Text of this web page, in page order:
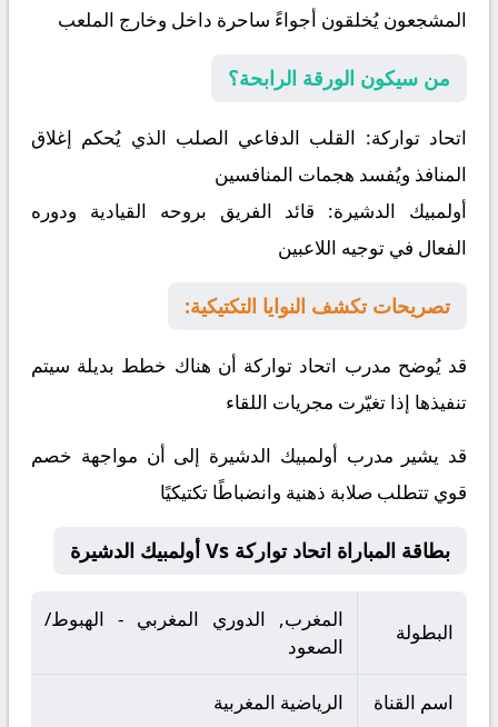
المشجعون يُخلقون أجواءً ساحرة داخل وخارج الملعب
من سيكون الورقة الرابحة؟
اتحاد تواركة: القلب الدفاعي الصلب الذي يُحكم إغلاق
المنافذ ويُفسد هجمات المنافسين
أولمبيك الدشيرة: قائد الفريق بروحه القيادية ودوره
الفعال في توجيه اللاعبين
تصريحات تكشف النوايا التكتيكية:
قد يُوضح مدرب اتحاد تواركة أن هناك خطط بديلة سيتم
تنفيذها إذا تغيّرت مجريات اللقاء
قد يشير مدرب أولمبيك الدشيرة إلى أن مواجهة خصم
قوي تتطلب صلابة ذهنية وانضباطًا تكتيكيًا
بطاقة المباراة اتحاد تواركة Vs أولمبيك الدشيرة
البطولة
المغرب, الدوري المغربي - الهبوط/
الصعود
اسم القناة الرياضية المغربية